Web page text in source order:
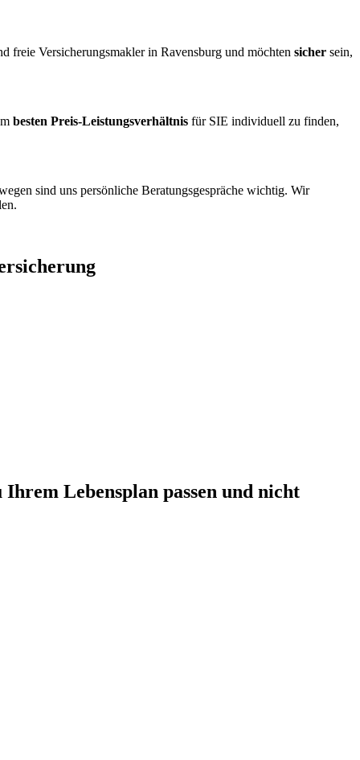
freie Versicherungsmakler in Ravensburg und möchten sicher sein,
besten Preis-Leistungsverhältnis für SIE individuell zu finden,
sind uns persönliche Beratungsgespräche wichtig. Wir
Lebensplan passen und nicht